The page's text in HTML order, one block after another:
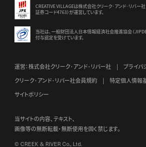
CREATIVE VILLAGEは株式会社クリーク･アンド･リバー
証券コード4763）が運営しています。
当社は、一般財団法人日本情報経済社会推進協会（
付与認定を受けています。
運営：株式会社クリーク･アンド･リバー社
プライバ
クリーク･アンド･リバー社会員規約
特定個人情報
サイトポリシー
当サイトの内容、テキスト、
画像等の無断転載・無断使用を固く禁じます。
© CREEK & RIVER Co., Ltd.